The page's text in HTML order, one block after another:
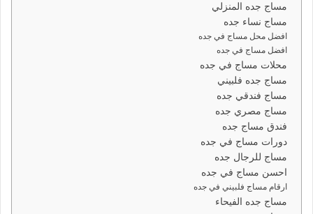
مساج جده المنزلي
مساج نساء جده
افضل محل مساج في جده
افضل مساج في جده
محلات مساج في جده
مساج جده فلبيني
مساج فندقي جده
مساج مصري جده
فندق مساج جده
دورات مساج في جده
مساج للرجال جده
احسن مساج في جده
ارقام مساج فلبيني في جده
مساج جده الفيحاء